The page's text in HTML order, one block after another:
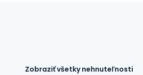
Zobraziť všetky nehnuteľnosti